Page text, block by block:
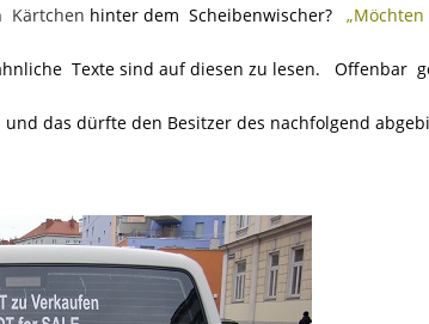
Kärtchen hinter dem Scheibenwischer?
Texte sind auf diesen zu lesen. Offenbar
und das dürfte den Besitzer des nachfolgend